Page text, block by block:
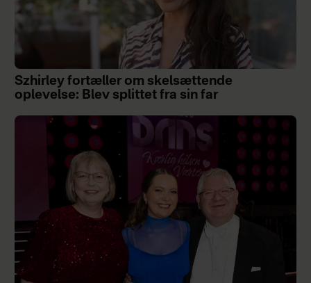
Szhirley fortæller om skelsættende
oplevelse: Blev splittet fra sin far